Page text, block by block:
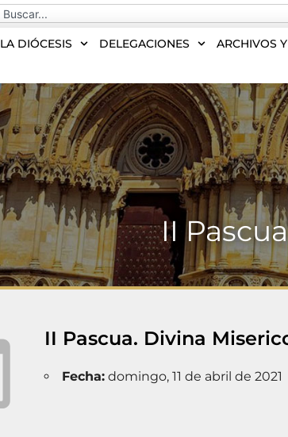
LA DIÓCESIS DELEGACIONES ARCHIVOS
II
II Pascua. Divina
Fecha:domingo, 11 de abril de 2021